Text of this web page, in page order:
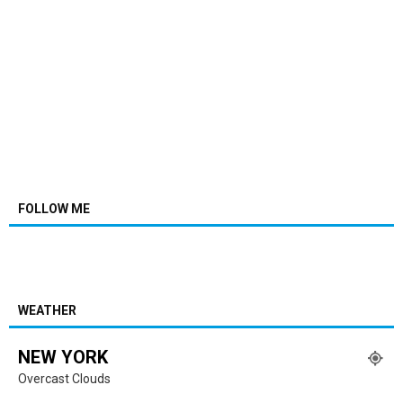
FOLLOW ME
WEATHER
NEW YORK
Overcast Clouds